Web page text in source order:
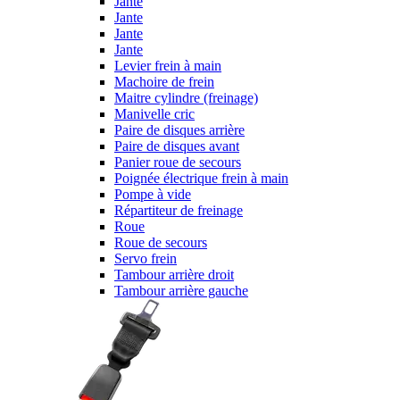
Jante
Jante
Jante
Levier frein à main
Machoire de frein
Maitre cylindre (freinage)
Manivelle cric
Paire de disques arrière
Paire de disques avant
Panier roue de secours
Poignée électrique frein à main
Pompe à vide
Répartiteur de freinage
Roue
Roue de secours
Servo frein
Tambour arrière droit
Tambour arrière gauche